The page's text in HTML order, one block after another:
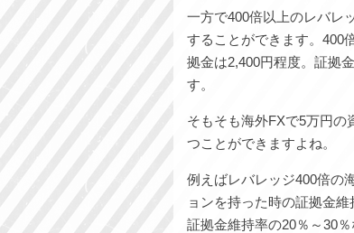
一方で400倍以上のレバレ
することができます。400
拠金は2,400円程度。証拠
す。
そもそも海外FXで5万円の
つことができますよね。
例えばレバレッジ400倍の
ョンを持った時の証拠金
証拠金維持率の20％～30